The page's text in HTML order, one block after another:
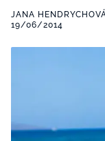
PSYCHOLOGIE
Všechny
BYDLENÍ
JANA
19/06/2014